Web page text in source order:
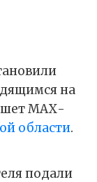
на
МАХ-
области.
подали